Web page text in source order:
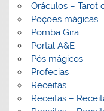
Oráculos – Tarot
Poções mágicas
Pomba Gira
Portal A&E
Pós mágicos
Profecias
Receitas
Receitas –